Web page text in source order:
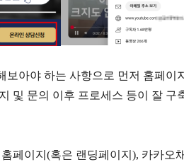
아야 하는 사항으로 먼저 홈페이
및 문의 이후 프로세스 등이 잘 구
페이지 (혹은 랜딩페이지 ), 카카오